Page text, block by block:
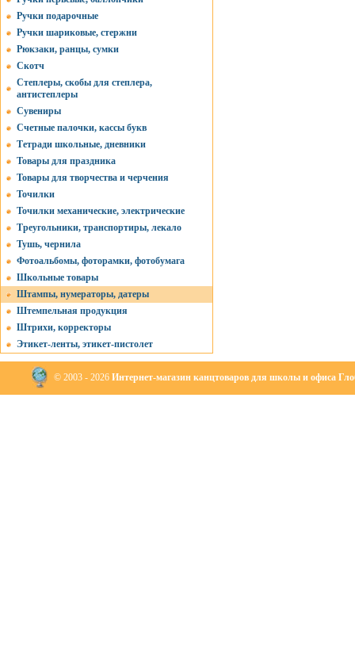
Ручки подарочные
Ручки шариковые, стержни
Рюкзаки, ранцы, сумки
Скотч
Степлеры, скобы для степлера,
антистеплеры
Сувениры
Счетные палочки, кассы букв
Тетради школьные, дневники
Товары для праздника
Товары для творчества и черчения
Точилки
Точилки механические, электрические
Треугольники, транспортиры, лекало
Тушь, чернила
Фотоальбомы, фоторамки, фотобумага
Школьные товары
Штампы, нумераторы, датеры
Штемпельная продукция
Штрихи, корректоры
Этикет-ленты, этикет-пистолет
© 2003 - 2026 Интернет-магазин канцтоваров для школы и офиса